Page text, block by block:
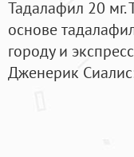
Тадалафил 20 мг.
основе
городу и
Дженерик